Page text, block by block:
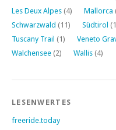
Les Deux Alpes (4) Mallorca
Schwarzwald (11) Südtirol
Tuscany Trail (1) Veneto
Walchensee (2) Wallis (4)
LESENWERTES
freeride.today